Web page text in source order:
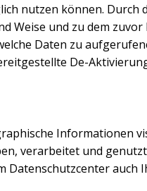
nutzen können.
Weise und zu dem
Daten zu
De-
Informationen
verarbeitet und
Datenschutzcenter